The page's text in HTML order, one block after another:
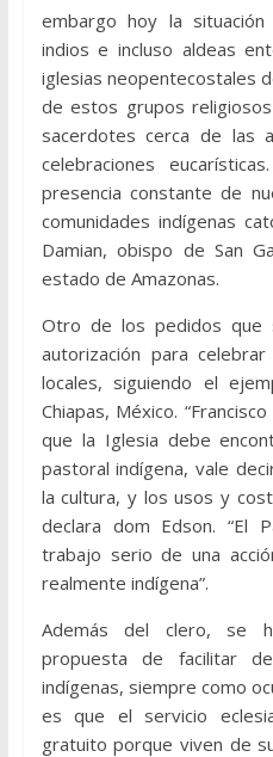
embargo hoy la
indios e incluso aldeas
iglesias neopentecostales
de estos grupos
sacerdotes cerca de las
celebraciones
presencia constante de
comunidades indígenas
Damian, obispo de San
estado de Amazonas.
Otro de los pedidos que
autorización para
locales, siguiendo el
Chiapas, México.
que la Iglesia debe
pastoral indígena, vale
la cultura, y los usos y
declara dom Edson. “El
trabajo serio de una
realmente indígena”.
Además del clero, se
propuesta de facilitar
indígenas, siempre como
es que el servicio
gratuito porque viven de